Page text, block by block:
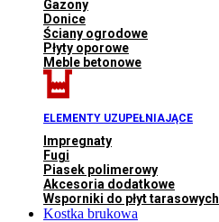
Gazony
Donice
Ściany ogrodowe
Płyty oporowe
Meble betonowe
ELEMENTY UZUPEŁNIAJĄCE
Impregnaty
Fugi
Piasek polimerowy
Akcesoria dodatkowe
Wsporniki do płyt tarasowych
Kostka brukowa